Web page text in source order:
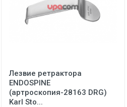
Лезвие ретрактора
ENDOSPINE
(артроскопия-28163 DRG)
Karl Sto...